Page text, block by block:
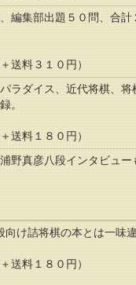
編集部出題５０問、合
送料３１０円）
ラダイス、近代将棋、将
。
送料１８０円）
真彦八段インタビュー
け詰将棋の本とは一味違
送料１８０円）